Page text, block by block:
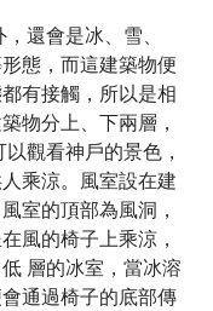
還會是冰、雪、
態，而這建築物便
有接觸，所以是相
物分上、下兩層，
以觀看神戶的景色，
乘涼。風室設在建
室的頂部為風洞，
風的椅子上乘涼，
層的冰室，當冰溶
通過椅子的底部傳